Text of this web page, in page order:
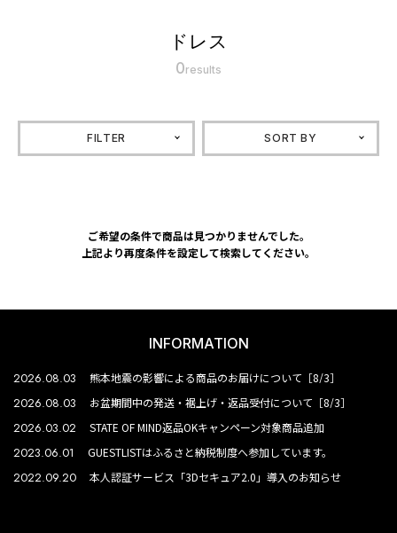
ドレス
0results
FILTER SORT BY
ご希望の条件で商品は見つかりませんでした。
上記より再度条件を設定して検索してください。
INFORMATION
2026.08.03 熊本地震の影響による商品のお届けについて［8/3］
2026.08.03 お盆期間中の発送・裾上げ・返品受付について［8/3］
2026.03.02 STATE OF MIND返品OKキャンペーン対象商品追加
2023.06.01 GUESTLISTはふるさと納税制度へ参加しています。
2022.09.20 本人認証サービス「3Dセキュア2.0」導入のお知らせ